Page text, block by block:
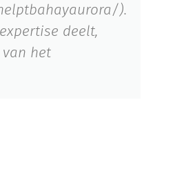
).
deelt,
het